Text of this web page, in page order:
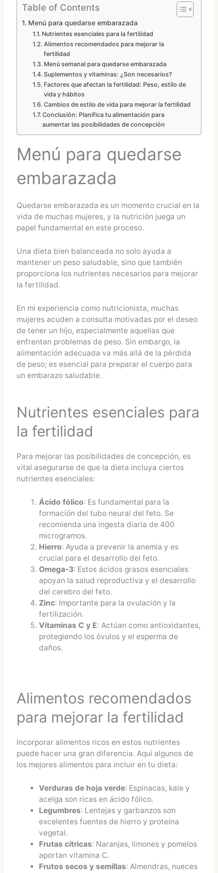
Table of Contents
Menú para quedarse embarazada
Nutrientes esenciales para la fertilidad
Alimentos recomendados para mejorar la
fertilidad
Menú semanal para quedarse embarazada
Suplementos y vitaminas: ¿Son necesarios?
Factores que afectan la fertilidad: Peso, estilo de
vida y hábitos
Cambios de estilo de vida para mejorar la fertilidad
Conclusión: Planifica tu alimentación para
aumentar las posibilidades de concepción
Menú para quedarse
embarazada
Quedarse embarazada es un momento crucial en la
vida de muchas mujeres, y la nutrición juega un
papel fundamental en este proceso.
Una dieta bien balanceada no solo ayuda a
mantener un peso saludable, sino que también
proporciona los nutrientes necesarios para mejorar
la fertilidad.
En mi experiencia como nutricionista, muchas
mujeres acuden a consulta motivadas por el deseo
de tener un hijo, especialmente aquellas que
enfrentan problemas de peso. Sin embargo, la
alimentación adecuada va más allá de la pérdida
de peso; es esencial para preparar el cuerpo para
un embarazo saludable.
Nutrientes esenciales para
la fertilidad
Para mejorar las posibilidades de concepción, es
vital asegurarse de que la dieta incluya ciertos
nutrientes esenciales:
Ácido fólico: Es fundamental para la
formación del tubo neural del feto. Se
recomienda una ingesta diaria de 400
microgramos.
Hierro: Ayuda a prevenir la anemia y es
crucial para el desarrollo del feto.
Omega-3: Estos ácidos grasos esenciales
apoyan la salud reproductiva y el desarrollo
del cerebro del feto.
Zinc: Importante para la ovulación y la
fertilización.
Vitaminas C y E: Actúan como antioxidantes,
protegiendo los óvulos y el esperma de
daños.
Alimentos recomendados
para mejorar la fertilidad
Incorporar alimentos ricos en estos nutrientes
puede hacer una gran diferencia. Aquí algunos de
los mejores alimentos para incluir en tu dieta:
Verduras de hoja verde: Espinacas, kale y
acelga son ricas en ácido fólico.
Legumbres: Lentejas y garbanzos son
excelentes fuentes de hierro y proteína
vegetal.
Frutas cítricas: Naranjas, limones y pomelos
aportan vitamina C.
Frutos secos y semillas: Almendras, nueces